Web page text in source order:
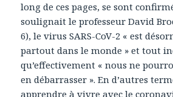
long de ces pages, se sont
soulignait le professeur David
6), le virus SARS-CoV-2 « est
partout dans le monde » et tout
qu’effectivement « nous ne
en débarrasser ». En d’autres
apprendre à vivre avec le